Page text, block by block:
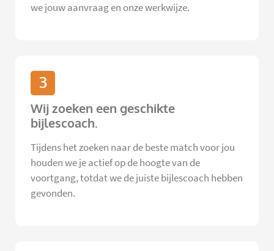
we jouw aanvraag en onze werkwijze.
3
Wij zoeken een geschikte
bijlescoach.
Tijdens het zoeken naar de beste match voor jou
houden we je actief op de hoogte van de
voortgang, totdat we de juiste bijlescoach hebben
gevonden.